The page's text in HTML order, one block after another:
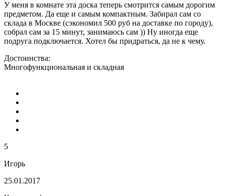
У меня в комнате эта доска теперь смотрится самым дорогим
предметом. Да еще и самым компактным. Забирал сам со
склада в Москве (сэкономил 500 руб на доставке по городу),
собрал сам за 15 минут, занимаюсь сам )) Ну иногда еще
подруга подключается. Хотел бы придраться, да не к чему.
Достоинства:
Многофункциональная и складная
5
Игорь
25.01.2017